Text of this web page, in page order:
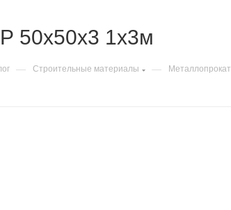
50х50х3 1х3м
— Строительные материалы — Металлопрокат